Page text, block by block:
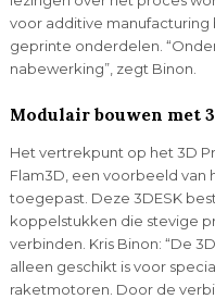
voor additive
geprinte onderdelen.
nabewerking”, zegt Binon.
Modulair bouwen met
Het vertrekpunt op het 3D
Flam3D, een voorbeeld van
toegepast. Deze 3DESK
koppelstukken die stevige
verbinden. Kris Binon: “De
alleen geschikt is voor
raketmotoren. Door de